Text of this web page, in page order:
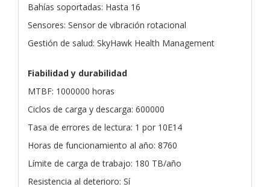
Bahías soportadas: Hasta 16
Sensores: Sensor de vibración rotacional
Gestión de salud: SkyHawk Health Management
Fiabilidad y durabilidad
MTBF: 1000000 horas
Ciclos de carga y descarga: 600000
Tasa de errores de lectura: 1 por 10E14
Horas de funcionamiento al año: 8760
Límite de carga de trabajo: 180 TB/año
Resistencia al deterioro: Sí